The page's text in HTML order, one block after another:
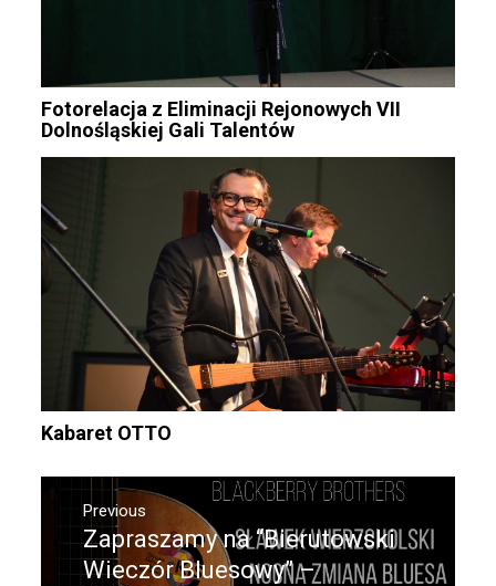
Fotorelacja z Eliminacji Rejonowych VII
Dolnośląskiej Gali Talentów
Kabaret OTTO
Nawigacja
wpisuPrevious
Previous
post:
Zapraszamy na “Bierutowski
Wieczór Bluesowy” –